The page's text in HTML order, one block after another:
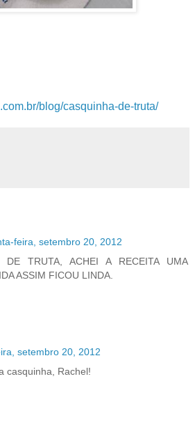
blog/casquinha-de-truta/
feira, setembro 20, 2012
DE TRUTA, ACHEI A RECEITA UMA
ASSIM FICOU LINDA.
setembro 20, 2012
casquinha, Rachel!